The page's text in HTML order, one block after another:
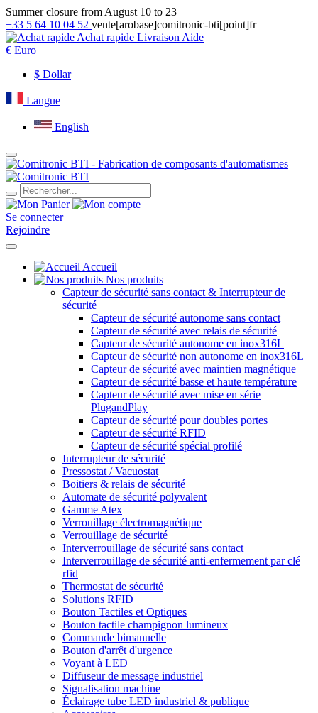
Summer closure from August 10 to 23
+33 5 64 10 04 52 vente[arobase]comitronic-bti[point]fr
Achat rapide Livraison Aide
€ Euro
$ Dollar
Langue
English
Se connecter
Rejoindre
Accueil
Nos produits
Capteur de sécurité sans contact & Interrupteur de
sécurité
Capteur de sécurité autonome sans contact
Capteur de sécurité avec relais de sécurité
Capteur de sécurité autonome en inox316L
Capteur de sécurité non autonome en inox316L
Capteur de sécurité avec maintien magnétique
Capteur de sécurité basse et haute température
Capteur de sécurité avec mise en série
PlugandPlay
Capteur de sécurité pour doubles portes
Capteur de sécurité RFID
Capteur de sécurité spécial profilé
Interrupteur de sécurité
Pressostat / Vacuostat
Boitiers & relais de sécurité
Automate de sécurité polyvalent
Gamme Atex
Verrouillage électromagnétique
Verrouillage de sécurité
Interverrouillage de sécurité sans contact
Interverrouillage de sécurité anti-enfermement par clé
rfid
Thermostat de sécurité
Solutions RFID
Bouton Tactiles et Optiques
Bouton tactile champignon lumineux
Commande bimanuelle
Bouton d'arrêt d'urgence
Voyant à LED
Diffuseur de message industriel
Signalisation machine
Éclairage tube LED industriel & publique